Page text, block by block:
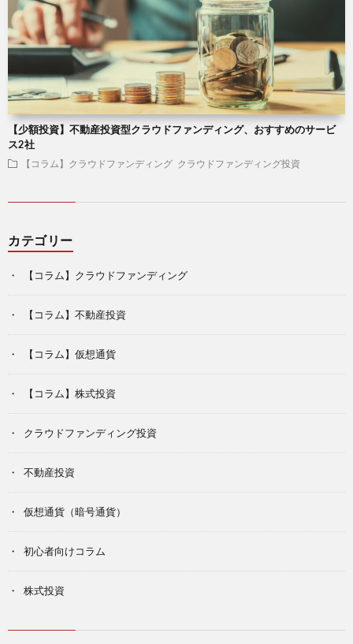
【少額投資】不動産投資型クラウドファンディング、おすすめのサービ
ス2社
【コラム】クラウドファンディング クラウドファンディング投資
カテゴリー
【コラム】クラウドファンディング
【コラム】不動産投資
【コラム】仮想通貨
【コラム】株式投資
クラウドファンディング投資
不動産投資
仮想通貨（暗号通貨）
初心者向けコラム
株式投資